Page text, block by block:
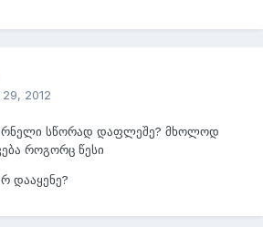
2012
სწორად დაფლეშე? მხოლოდ
როგორც წესი
დააყენე?